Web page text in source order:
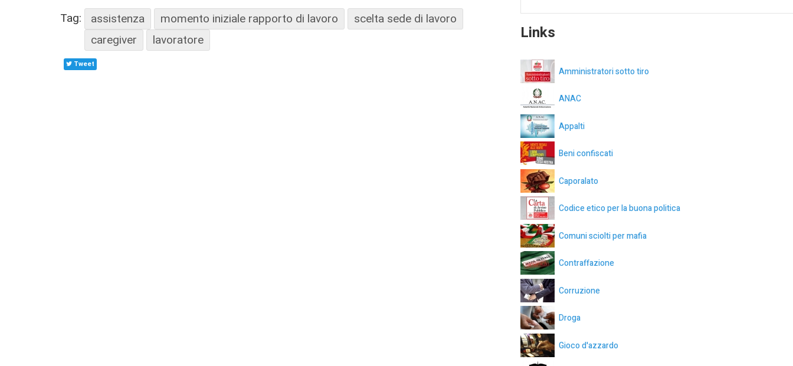
Tag: assistenza momento iniziale rapporto di lavoro
scelta sede di lavoro
caregiver
lavoratore
Tweet
Links
Amministratori sotto tiro
ANAC
Appalti
Beni confiscati
Caporalato
Codice etico per la buona politica
Comuni sciolti per mafia
Contraffazione
Corruzione
Droga
Gioco d'azzardo